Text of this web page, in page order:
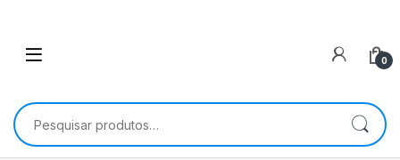
0
Pesquisar por: